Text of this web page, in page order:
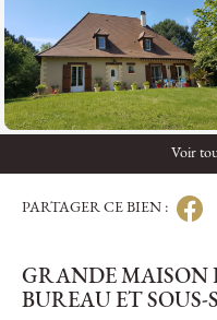
Voir
PARTAGER CE BIEN :
GRANDE MAISON
BUREAU ET